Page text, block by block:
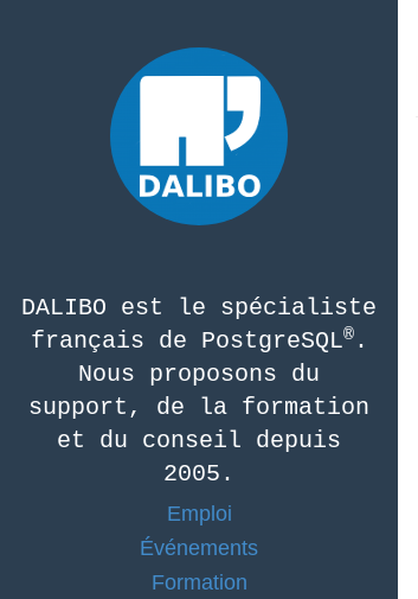
DALIBO est le spécialiste
français de PostgreSQL®.
Nous proposons du
support, de la formation
et du conseil depuis
2005.
Emploi
Événements
Formation